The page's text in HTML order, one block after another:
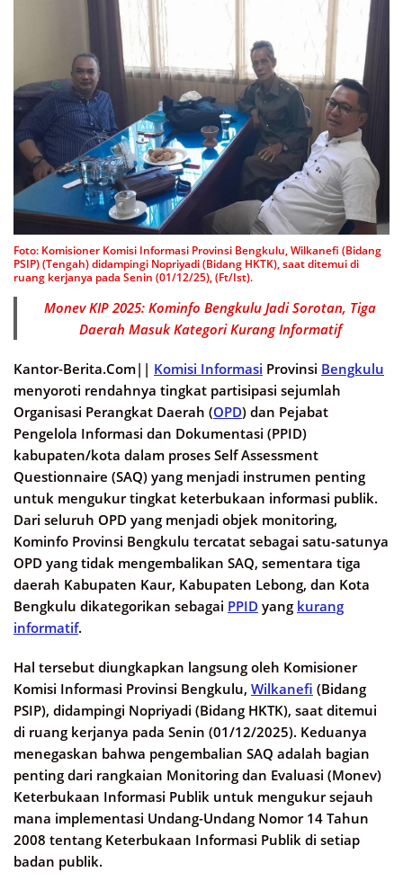
Foto: Komisioner Komisi Informasi Provinsi Bengkulu, Wilkanefi (Bidang
PSIP) (Tengah) didampingi Nopriyadi (Bidang HKTK), saat ditemui di
ruang kerjanya pada Senin (01/12/25), (Ft/Ist).
Monev KIP 2025: Kominfo Bengkulu Jadi Sorotan, Tiga
Daerah Masuk Kategori Kurang Informatif
Kantor-Berita.Com|| Komisi Informasi Provinsi Bengkulu
menyoroti rendahnya tingkat partisipasi sejumlah
Organisasi Perangkat Daerah (OPD) dan Pejabat
Pengelola Informasi dan Dokumentasi (PPID)
kabupaten/kota dalam proses Self Assessment
Questionnaire (SAQ) yang menjadi instrumen penting
untuk mengukur tingkat keterbukaan informasi publik.
Dari seluruh OPD yang menjadi objek monitoring,
Kominfo Provinsi Bengkulu tercatat sebagai satu-satunya
OPD yang tidak mengembalikan SAQ, sementara tiga
daerah Kabupaten Kaur, Kabupaten Lebong, dan Kota
Bengkulu dikategorikan sebagai PPID yang kurang
informatif.
Hal tersebut diungkapkan langsung oleh Komisioner
Komisi Informasi Provinsi Bengkulu, Wilkanefi (Bidang
PSIP), didampingi Nopriyadi (Bidang HKTK), saat ditemui
di ruang kerjanya pada Senin (01/12/2025). Keduanya
menegaskan bahwa pengembalian SAQ adalah bagian
penting dari rangkaian Monitoring dan Evaluasi (Monev)
Keterbukaan Informasi Publik untuk mengukur sejauh
mana implementasi Undang-Undang Nomor 14 Tahun
2008 tentang Keterbukaan Informasi Publik di setiap
badan publik.